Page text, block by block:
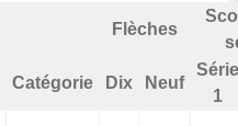
Flèches
Catégorie Dix Neuf
Série
1